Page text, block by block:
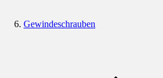
Gewindeschrauben